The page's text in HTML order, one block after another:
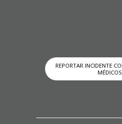
REPORTAR INCIDENTE
MÉDICOS